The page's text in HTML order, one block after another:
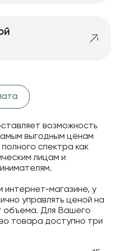
возможность
выгодным ценам
спектра как
лицам и
магазине, у
управлять ценой на
объема. Для Вашего
товара доступно три